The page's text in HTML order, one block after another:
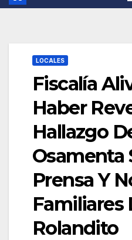
LOCALES
Fiscalía
Haber
Hallazgo
Osamenta
Prensa Y
Familiares
Rolandito